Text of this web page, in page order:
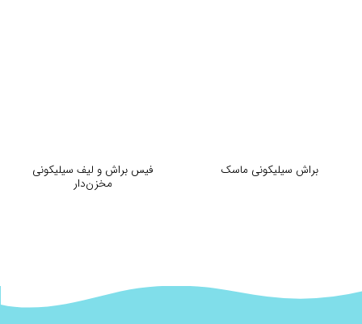
براش سیلیکونی ماسک
فیس براش و لیف سیلیکونی
مخزن‌دار